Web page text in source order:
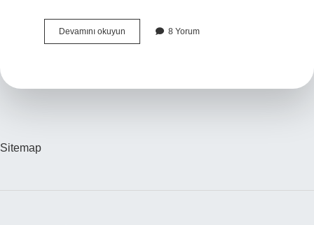
Devamını okuyun
Kerimde
8 Yorum
Sitemap